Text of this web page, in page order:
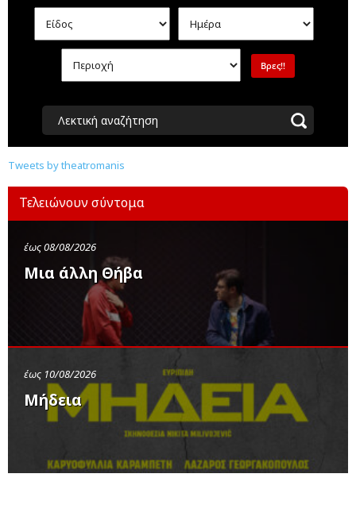
Λεκτική αναζήτηση
Tweets by theatromanis
Τελειώνουν σύντομα
έως 08/08/2026
Μια άλλη Θήβα
έως 10/08/2026
Μήδεια